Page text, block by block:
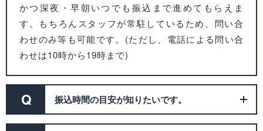
かつ深夜・早朝いつでも振込まで進めてもらえま
す。もちろんスタッフが常駐しているため、問い合
わせのみ等も可能です。(ただし、電話による問い合
わせは10時から19時まで)
Q 振込時間の目安が知りたいです。